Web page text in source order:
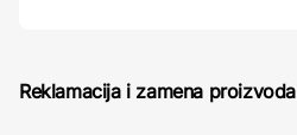
Reklamacija i zamena proizvoda